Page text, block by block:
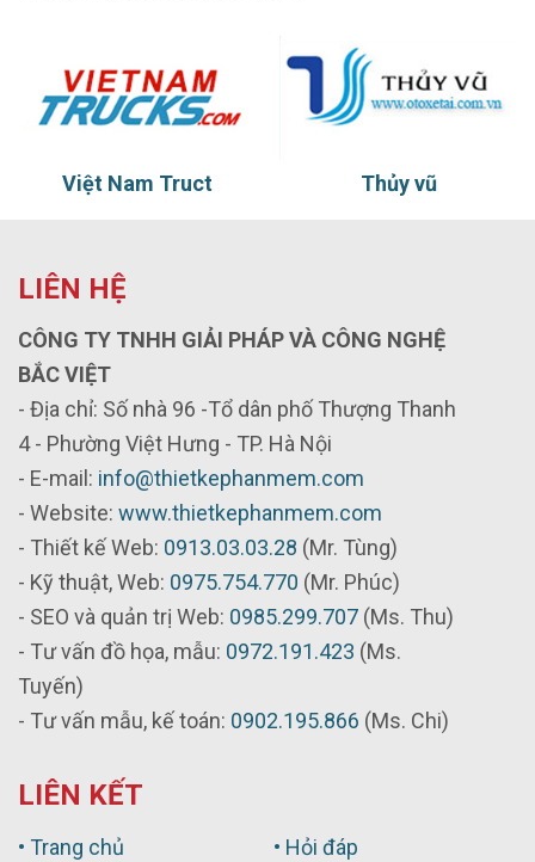
Việt Nam Truct Thủy vũ
LIÊN HỆ
CÔNG TY TNHH GIẢI PHÁP VÀ CÔNG NGHỆ
BẮC VIỆT
- Địa chỉ: Số nhà 96 -Tổ dân phố Thượng Thanh
4 - Phường Việt Hưng - TP. Hà Nội
- E-mail: info@thietkephanmem.com
- Website: www.thietkephanmem.com
- Thiết kế Web: 0913.03.03.28 (Mr. Tùng)
- Kỹ thuật, Web: 0975.754.770 (Mr. Phúc)
- SEO và quản trị Web: 0985.299.707 (Ms. Thu)
- Tư vấn đồ họa, mẫu: 0972.191.423 (Ms.
Tuyến)
- Tư vấn mẫu, kế toán: 0902.195.866 (Ms. Chi)
LIÊN KẾT
• Trang chủ
• Hỏi đáp